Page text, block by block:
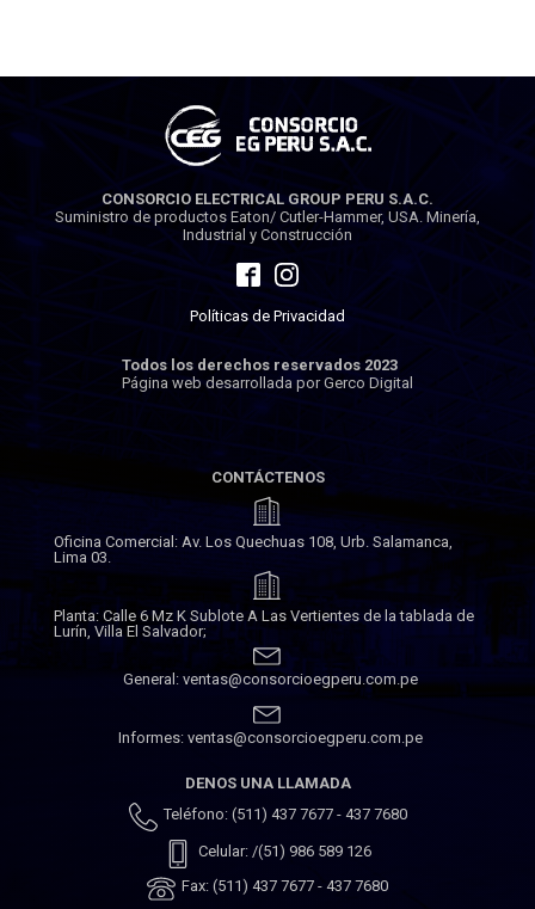
CONSORCIO ELECTRICAL GROUP PERU S.A.C.
Suministro de productos Eaton/ Cutler-Hammer, USA. Minería,
Industrial y Construcción
Políticas de Privacidad
Todos los derechos reservados 2023
Página web desarrollada por Gerco Digital
CONTÁCTENOS
Oficina Comercial: Av. Los Quechuas 108, Urb. Salamanca,
Lima 03.
Planta: Calle 6 Mz K Sublote A Las Vertientes de la tablada de
Lurín, Villa El Salvador;
General: ventas@consorcioegperu.com.pe
Informes: ventas@consorcioegperu.com.pe
DENOS UNA LLAMADA
Teléfono: (511) 437 7677 - 437 7680
Celular: /(51) 986 589 126
Fax: (511) 437 7677 - 437 7680